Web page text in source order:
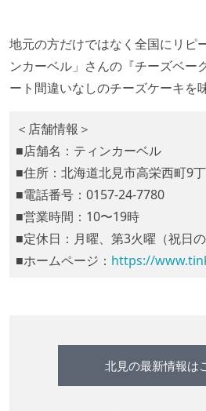
地元の方だけではなく全国にリピ
ンカーベル」さんの『チーズベーク
ート間違いなしのチーズケーキを
＜店舗情報＞
■店舗名：ティンカーベル
■住所：北海道北見市高栄西町9
■電話番号：0157-24-7780
■営業時間：10〜19時
■定休日：月曜、第3火曜（祝日の
■ホームページ： https://
北見の最新情報は